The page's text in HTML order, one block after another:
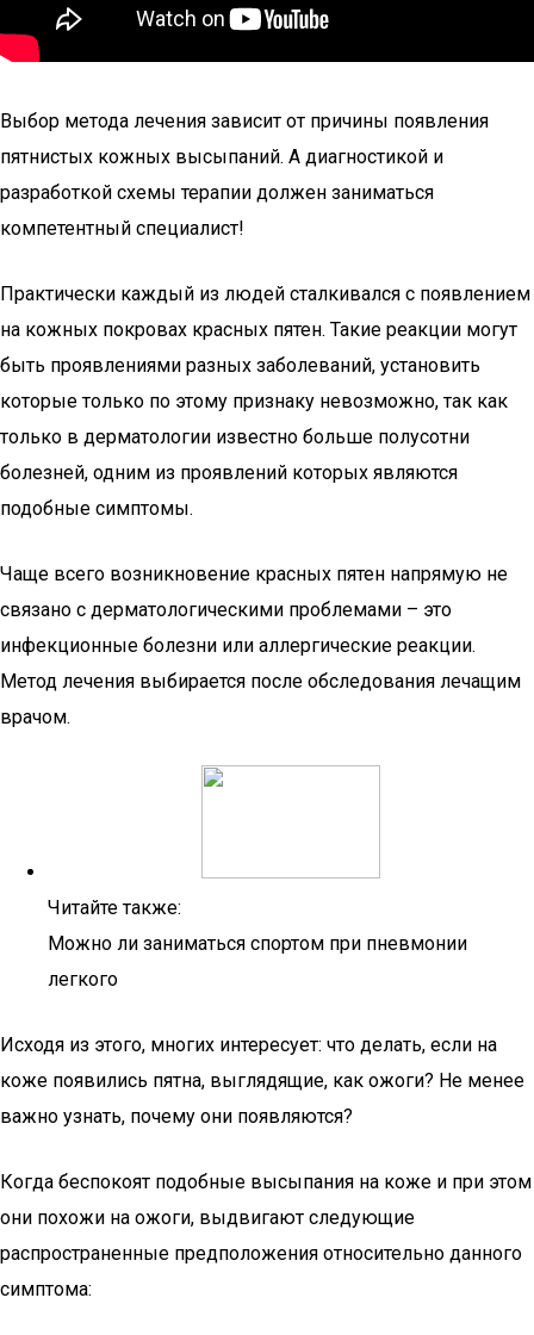
Выбор метода лечения зависит от причины появления
пятнистых кожных высыпаний. А диагностикой и
разработкой схемы терапии должен заниматься
компетентный специалист!
Практически каждый из людей сталкивался с появлением
на кожных покровах красных пятен. Такие реакции могут
быть проявлениями разных заболеваний, установить
которые только по этому признаку невозможно, так как
только в дерматологии известно больше полусотни
болезней, одним из проявлений которых являются
подобные симптомы.
Чаще всего возникновение красных пятен напрямую не
связано с дерматологическими проблемами – это
инфекционные болезни или аллергические реакции.
Метод лечения выбирается после обследования лечащим
врачом.
Читайте также:
Можно ли заниматься спортом при пневмонии
легкого
Исходя из этого, многих интересует: что делать, если на
коже появились пятна, выглядящие, как ожоги? Не менее
важно узнать, почему они появляются?
Когда беспокоят подобные высыпания на коже и при этом
они похожи на ожоги, выдвигают следующие
распространенные предположения относительно данного
симптома: